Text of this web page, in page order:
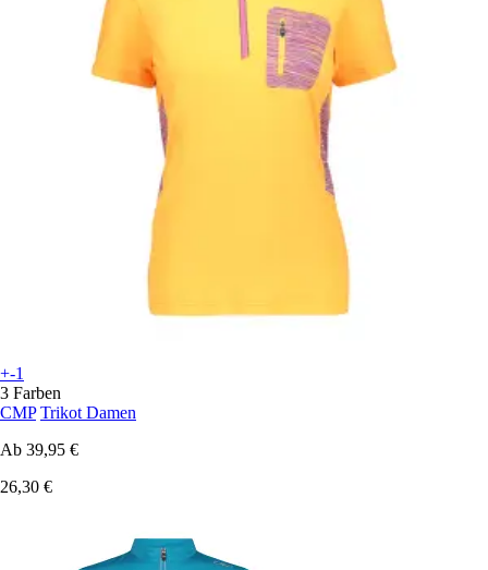
+-1
3 Farben
CMP Trikot Damen
Ab 39,95 €
26,30 €